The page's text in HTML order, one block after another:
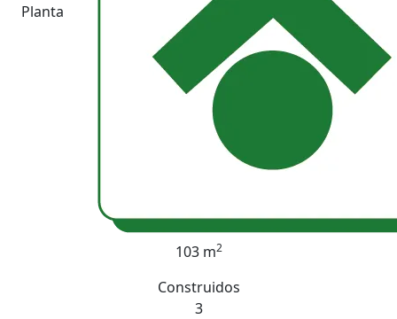
Planta
103 m2
Construidos
3